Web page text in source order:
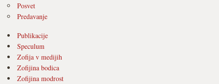
Posvet
Predavanje
Publikacije
Speculum
Zofija v medijih
Zofijina bodica
Zofijina modrost